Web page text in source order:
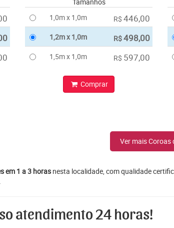
1,0m x 1,0m
R$ 446,00
1,2m x 1,0m R$498,00
1,5m x 1,0m R$ 597,00
Comprar
Ver mais Coroas
em 1 a 3 horas nesta localidade, com qualidade
atendimento 24 horas!